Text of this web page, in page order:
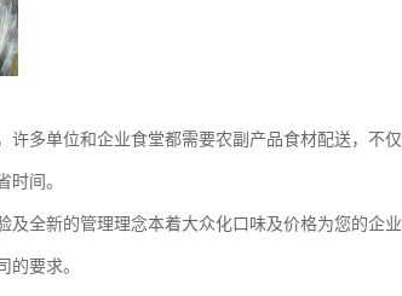
多单位和企业食堂都需要农副产品食材配送，不仅
时间。
全新的管理理念本着大众化口味及价格为您的企业
要求。